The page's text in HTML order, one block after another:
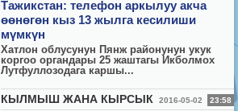
Тажикстан: телефон аркылуу акча
өөнөгөн кыз 13 жылга кесилиши
мүмкүн
Хатлон облусунун Пянж районунун укук
коргоо органдары 25 жаштагы Икболмох
Лутфуллозодага каршы...
КЫЛМЫШ ЖАНА КЫРСЫК 2016-05-02 23:58